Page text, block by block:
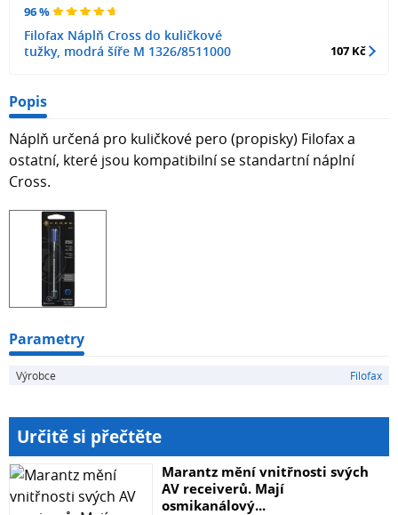
96 %
Filofax Náplň Cross do kuličkové
tužky, modrá šíře M 1326/8511000
107 Kč
Popis
Náplň určená pro kuličkové pero (propisky) Filofax a
ostatní, které jsou kompatibilní se standartní náplní
Cross.
Parametry
Výrobce Filofax
Určitě si přečtěte
Marantz mění vnitřnosti svých
AV receiverů. Mají
osmikanálový...